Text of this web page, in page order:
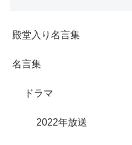
殿堂入り名言集
名言集
ドラマ
2022年放送